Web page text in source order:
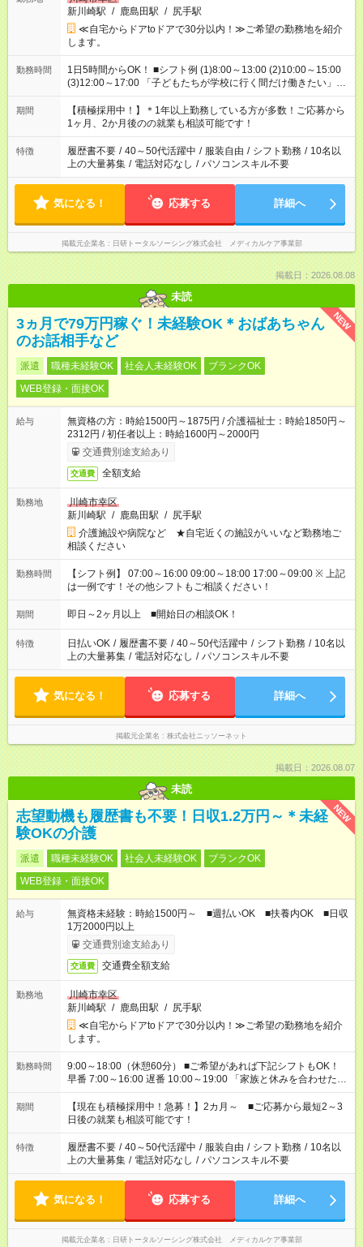
新川崎駅 / 鹿島田駅 / 尻手駅
≪自宅からドアtoドアで30分以内！≫ご希望の勤務地を紹介
します。
勤務時間
1日5時間からOK！ ■シフト例 (1)8:00～13:00 (2)10:00～15:00
(3)12:00～17:00 「子どもたちが学校に行く間だけ働きたい」
「余裕を持って夕飯の準備がしたい」 「午前中は働いて、午後
はプライベートの時間にしたい」 など、ご希望を教えてくださ
いね。 ※Wワーク希望の方へ 今ご覧のお仕事で希望する勤務時
間と、もう1つのお仕事の勤務時間。 合計で週40時間を超える
場合は応募できません。
期間
【積極採用中！】＊1年以上勤務している方が多数！ご応募から
1ヶ月、2か月後のの就業も相談可能です！
特徴 履歴書不要 / 40～50代活躍中 / 服装自由 / シフト勤務 / 10名以
上の大量募集 / 電話対応なし / パソコンスキル不要
気になる！ 応募する 詳細へ
掲載元企業名 日研トータルソーシング株式会社 メディカルケア事業部
掲載日：2026.08.08
未読
NEW
3ヵ月で79万円稼ぐ！未経験OK＊おばあちゃん
のお話相手など
派遣 職種未経験OK 社会人未経験OK
ブランクOK
WEB登録・面接OK
給与
無資格の方：時給1500円～1875円 / 介護福祉士：時給1850円～
2312円 / 初任者以上：時給1600円～2000円
交通費別途支給あり
交通費 全額支給
勤務地
川崎市幸区
新川崎駅 / 鹿島田駅 / 尻手駅
介護施設や病院など ★自宅近くの施設がいいなど勤務地ご
相談ください
勤務時間
【シフト例】 07:00～16:00 09:00～18:00 17:00～09:00 ※ 上記
は一例です！その他シフトもご相談ください！
期間 即日～2ヶ月以上 ■開始日の相談OK！
特徴 日払いOK / 履歴書不要 / 40～50代活躍中 / シフト勤務 / 10名以
上の大量募集 / 電話対応なし / パソコンスキル不要
気になる！ 応募する 詳細へ
掲載元企業名 株式会社ニッソーネット
掲載日：2026.08.07
未読
NEW
志望動機も履歴書も不要！日収1.2万円～＊未経
験OKの介護
派遣 職種未経験OK 社会人未経験OK
ブランクOK
WEB登録・面接OK
給与
無資格未経験：時給1500円～ ■週払いOK ■扶養内OK ■日収
1万2000円以上
交通費別途支給あり
交通費 交通費全額支給
勤務地
川崎市幸区
新川崎駅 / 鹿島田駅 / 尻手駅
≪自宅からドアtoドアで30分以内！≫ご希望の勤務地を紹介
します。
勤務時間
9:00～18:00（休憩60分） ■ご希望があれば下記シフトもOK！
早番 7:00～16:00 遅番 10:00～19:00 「家族と休みを合わせた
い」 「余裕を持って夕飯の準備がしたい」 「できれば残業はし
たくない」 など、ご希望を教えてくださいね。 ※Wワーク希望
の方へ 今ご覧のお仕事で希望する勤務時間と、もう1つのお仕事
の勤務時間。 合計で週40時間を超える場合は応募できません。
期間
【現在も積極採用中！急募！】2カ月～ ■ご応募から最短2～3
日後の就業も相談可能です！
特徴 履歴書不要 / 40～50代活躍中 / 服装自由 / シフト勤務 / 10名以
上の大量募集 / 電話対応なし / パソコンスキル不要
気になる！ 応募する 詳細へ
掲載元企業名 日研トータルソーシング株式会社 メディカルケア事業部